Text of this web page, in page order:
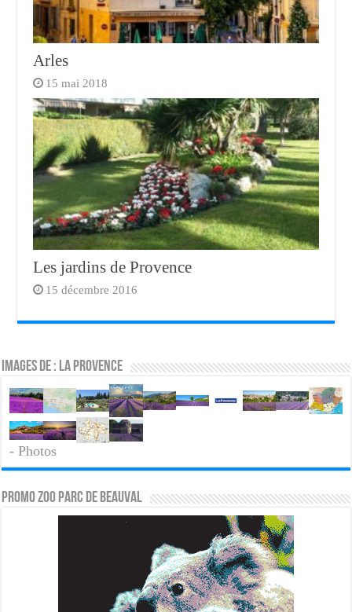
Arles
15 mai 2018
Les jardins de Provence
15 décembre 2016
Images de : La Provence
- Photos
PROMO ZOO PARC DE BEAUVAL